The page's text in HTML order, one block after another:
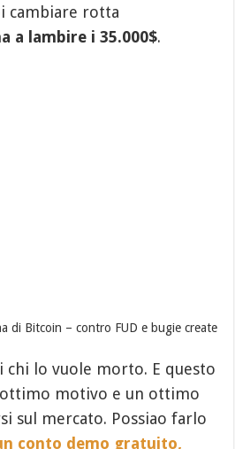
cambiare rotta
a lambire i 35.000$.
di Bitcoin – contro FUD e bugie create
lo vuole morto. E questo
motivo e un ottimo
sul mercato. Possiao farlo
conto demo gratuito,